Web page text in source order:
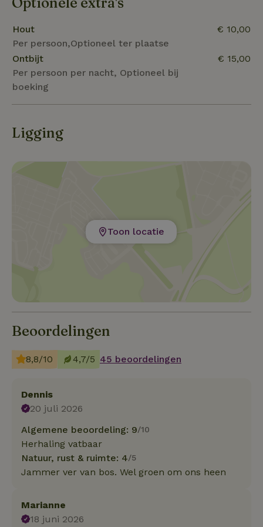
eitje etc. We vragen alleen kleine bijdrage voor gas.
Mag ter plekke worden voldaan. Betreft 5 euro voor
gasflesje. Zorgen wij voor een fijn verblijf!
Hout
Per persoon,Optioneel ter plaatse
€ 10,00
Ontbijt
Per persoon per nacht, Optioneel bij
boeking
€ 15,00
Ligging
Toon locatie
Beoordelingen
8,8/10 4,7/5 45 beoordelingen
Dennis
20 juli 2026
Algemene beoordeling: 9/10
Herhaling vatbaar
Natuur, rust & ruimte: 4/5
Jammer ver van bos. Wel groen om ons heen
Marianne
18 juni 2026